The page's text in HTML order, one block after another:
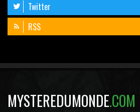
Twitter
RSS
MYSTEREDUMONDE.COM